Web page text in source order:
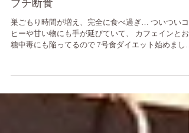
2020年5月13日
プチ断食
巣ごもり時間が増え、完全に食べ過ぎ… ついついコ
ヒーや甘い物にも手が延びていて、 カフェインとお
糖中毒にも陥ってるので 7号食ダイエット始めまし
た！ 10日間玄米ごはんしか食べられないけど 体に合